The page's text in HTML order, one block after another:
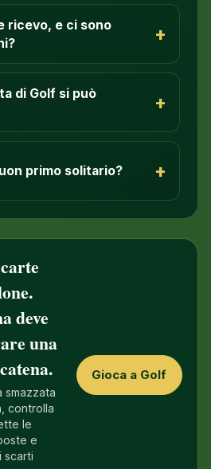
ricevo, e ci sono
+
di Golf si può
+
primo solitario? +
deve
una
smazzata
controlla
le
e
scarti
Gioca a Golf